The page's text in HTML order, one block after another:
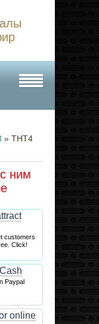
» ТНТ4
ним
customers
Click!
Paypal
online